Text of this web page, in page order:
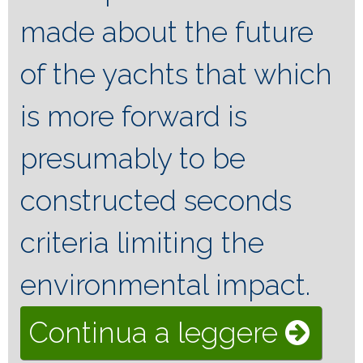
made about the future
of the yachts that which
is more forward is
presumably to be
constructed seconds
criteria limiting the
environmental impact.
Continua a leggere